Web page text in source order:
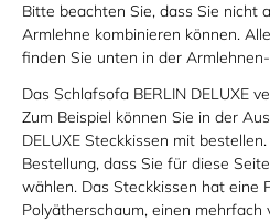
Bitte beachten Sie, dass Sie nicht
Armlehne kombinieren können.
finden Sie unten in der
Das Schlafsofa BERLIN DELUXE
Zum Beispiel können Sie in der
DELUXE Steckkissen mit
Bestellung, dass Sie für diese
wählen. Das Steckkissen hat eine
Polyätherschaum, einen mehrfach